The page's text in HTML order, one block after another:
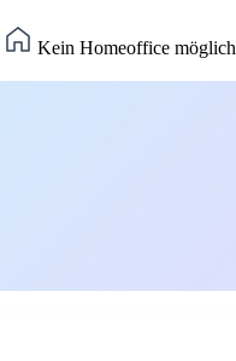
Kein Homeoffice möglich